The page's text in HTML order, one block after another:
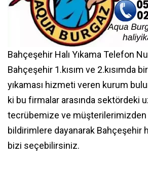
Bahçeşehir Halı Yıkama Telefon
Bahçeşehir 1.kısım ve 2.kısımda
yıkaması hizmeti veren kurum
ki bu firmalar arasında sektördeki
tecrübemize ve müşterilerimizden
bildirimlere dayanarak Bahçeşehir
bizi seçebilirsiniz.